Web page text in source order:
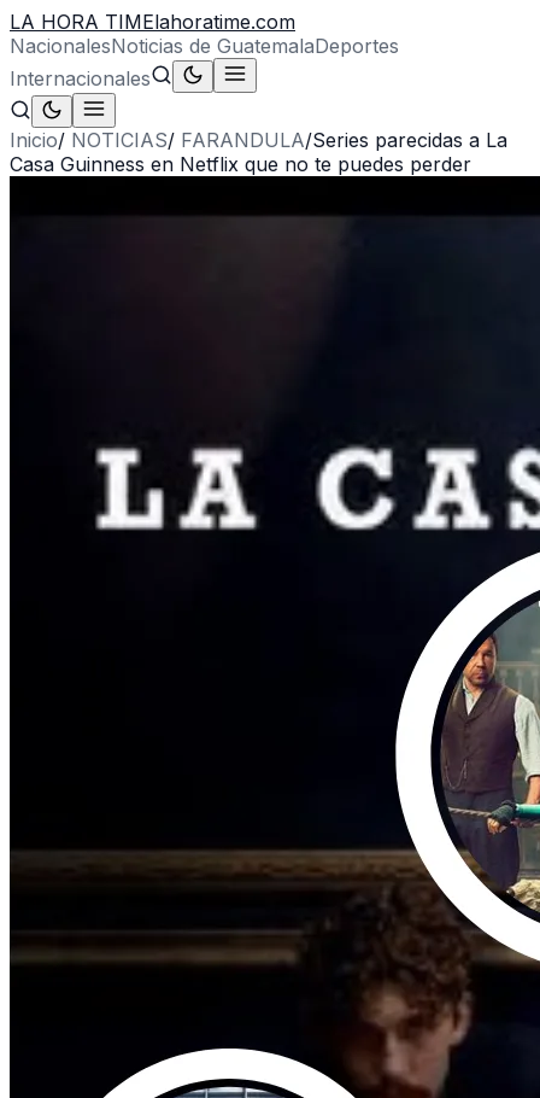
LA HORA TIMElahoratime.com
NacionalesNoticias de GuatemalaDeportes
Internacionales
Inicio/ NOTICIAS/ FARANDULA/Series parecidas a La
Casa Guinness en Netflix que no te puedes perder